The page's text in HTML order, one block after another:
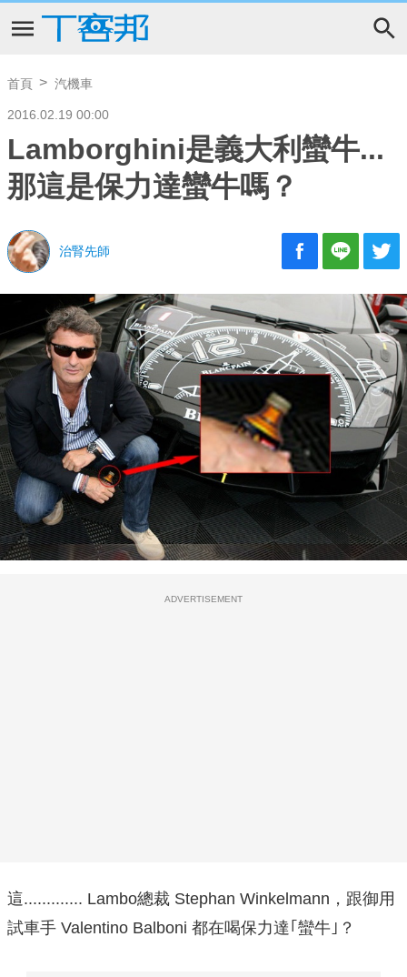
首頁 汽機車
2016.02.19 00:00
Lamborghini是義大利蠻牛...
那這是保力達蠻牛嗎？
治腎先師
ADVERTISEMENT
這............. Lambo總裁 Stephan Winkelmann，跟御用
試車手 Valentino Balboni 都在喝保力達｢蠻牛｣？